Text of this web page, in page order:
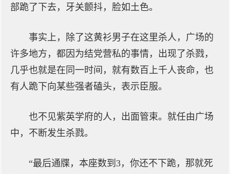
部跪了下去，牙关颤抖，脸如土色。
事实上，除了这黄衫男子在这里杀人，广场的
许多地方，都因为结党营私的事情，出现了杀戮，
几乎也就是在同一时间，就有数百上千人丧命，也
有人跪下向某些强者磕头，表示臣服。
也不见紫英学府的人，出面管束。就任由广场
中，不断发生杀戮。
“最后通牒，本座数到3，你还不下跪，那就死